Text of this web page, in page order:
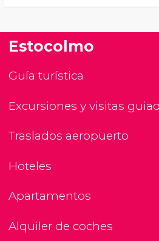
Estocolmo
Guía turística
Excursiones y visitas
Traslados aeropuerto
Hoteles
Apartamentos
Alquiler de coches